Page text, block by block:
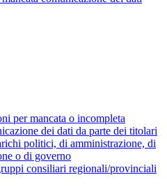
per mancata o incompleta
dei dati da parte dei titolari
politici, di amministrazione, di
o di governo
consiliari regionali/provinciali